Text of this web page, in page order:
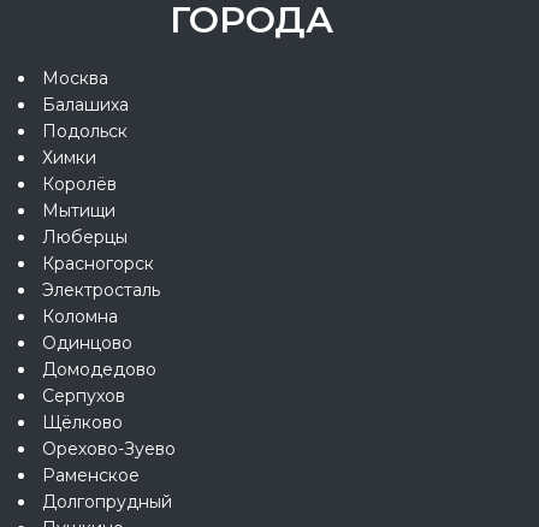
ГОРОДА
Москва
Балашиха
Подольск
Химки
Королёв
Мытищи
Люберцы
Красногорск
Электросталь
Коломна
Одинцово
Домодедово
Серпухов
Щёлково
Орехово-Зуево
Раменское
Долгопрудный